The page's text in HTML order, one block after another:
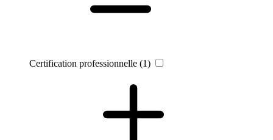
Certification professionnelle (1)